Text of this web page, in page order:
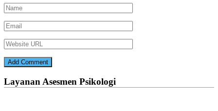
Layanan Asesmen Psikologi